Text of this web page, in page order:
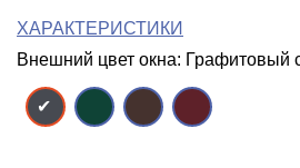
ХАРАКТЕРИСТИКИ
Внешний цвет окна: Графитовый